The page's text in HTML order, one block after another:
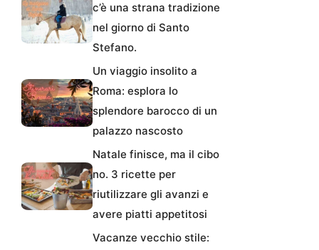
c’è una strana tradizione
nel giorno di Santo
Stefano.
Un viaggio insolito a
Roma: esplora lo
splendore barocco di un
palazzo nascosto
Natale finisce, ma il cibo
no. 3 ricette per
riutilizzare gli avanzi e
avere piatti appetitosi
Vacanze vecchio stile: